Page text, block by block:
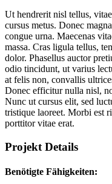
Ut hendrerit nisl tellus,
cursus metus. Donec
congue urna. Maecenas
massa. Cras ligula tellus,
dolor. Phasellus auctor
odio tincidunt, ut varius
at felis non, convallis
Donec efficitur nulla nisl,
Nunc ut cursus elit, sed
tristique laoreet. Morbi est
porttitor vitae erat.
Projekt Details
Benötigte Fähigkeiten: